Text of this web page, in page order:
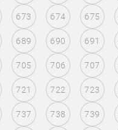
673 674 675
689 690 691
705 706 707
721 722 723
737 738 739